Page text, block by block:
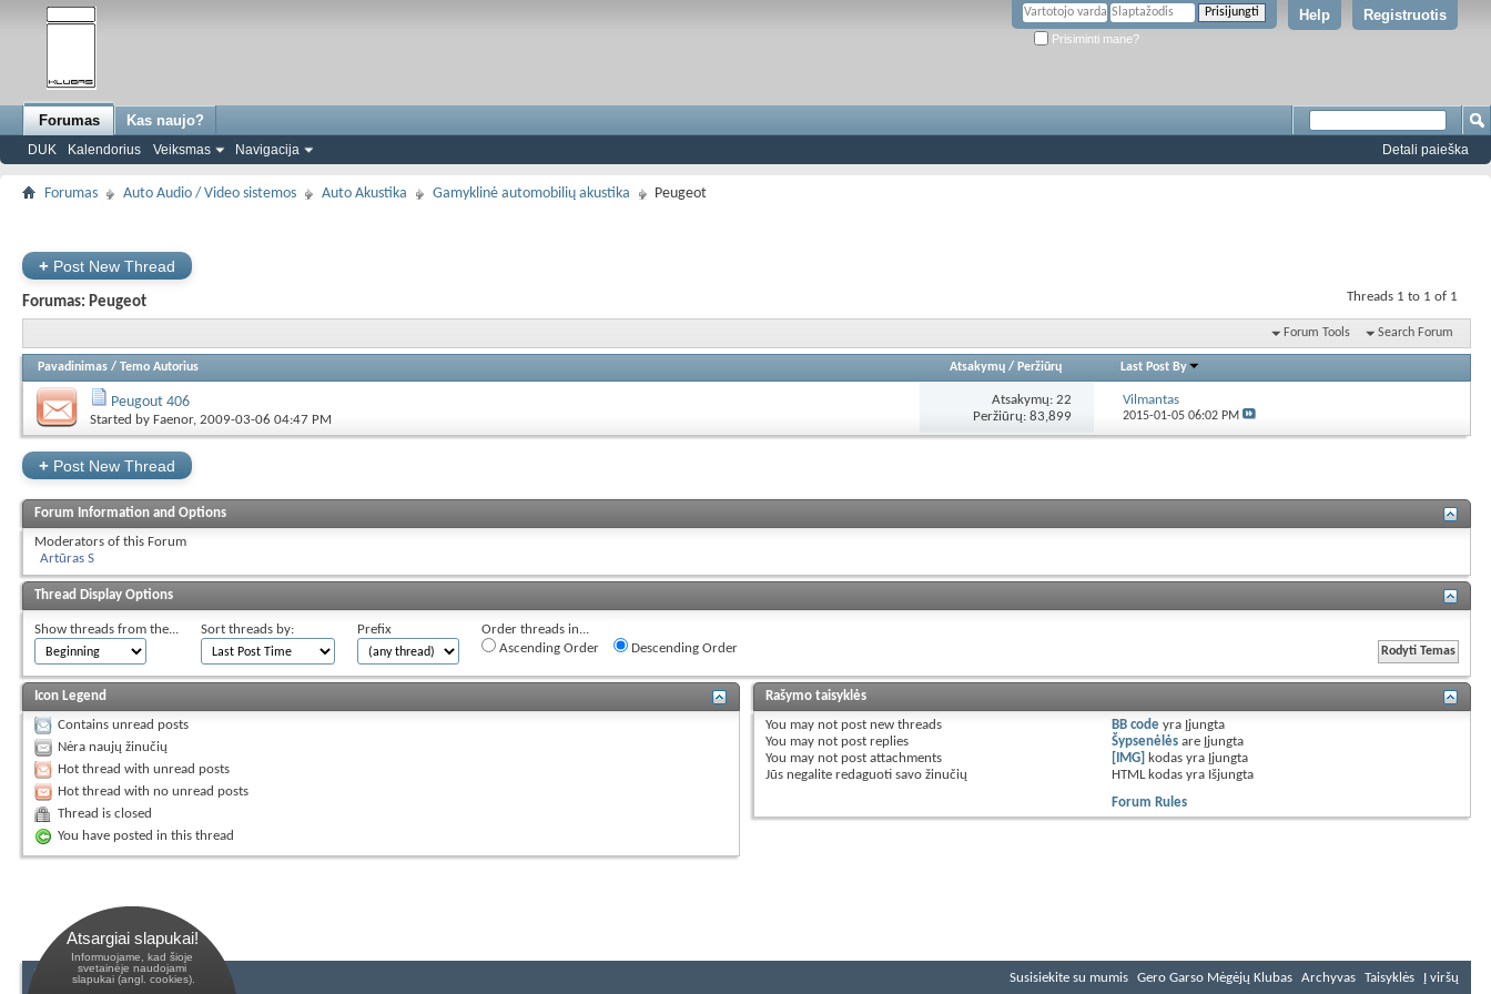
Registruotis
Help
Prisiminti mane?
Forumas
DUK Kalendorius Veiksmas Navigacija
Kas naujo?
Detali paieška
Forumas Auto Audio / Video sistemos Auto Akustika Gamyklinė automobilių akustika Peugeot
+ Post New Thread
Threads 1 to 1 of 1
Forumas: Peugeot
Forum Tools Search Forum
Pavadinimas / Temo Autorius Atsakymų / Peržiūrų Last Post By
Peugout 406
Started by Faenor, 2009-03-06 04:47 PM
Atsakymų: 22
Peržiūrų: 83,899
Vilmantas
2015-01-0506:02 PM
+ Post New Thread
Forum Information and Options
Moderators of this Forum
Artūras S
Thread Display Options
Show threads from the... Sort threads by: Prefix
Order threads in...
Ascending Order
Descending Order
Icon Legend
Contains unread posts
Nėra naujų žinučių
Hot thread with unread posts
Hot thread with no unread posts
Thread is closed
You have posted in this thread
Rašymo taisyklės
You may notpost new threads
You may notpost replies
You may notpost attachments
Jūs negaliteredaguoti savo žinučių
BB code yra Įjungta
Šypsenėlės are Įjungta
[IMG] kodas yra Įjungta
HTML kodas yra Išjungta
Forum Rules
Susisiekite su mumis Gero Garso Mėgėjų Klubas Archyvas Taisyklės Į viršų
Atsargiai slapukai!
Informuojame, kad šioje
svetainėje naudojami
slapukai (angl. cookies).